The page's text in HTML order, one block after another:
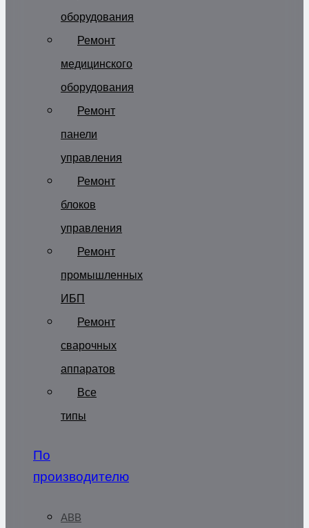
оборудования
Ремонт
медицинского
оборудования
Ремонт
панели
управления
Ремонт
блоков
управления
Ремонт
промышленных
ИБП
Ремонт
сварочных
аппаратов
Все
типы
По
производителю
ABB